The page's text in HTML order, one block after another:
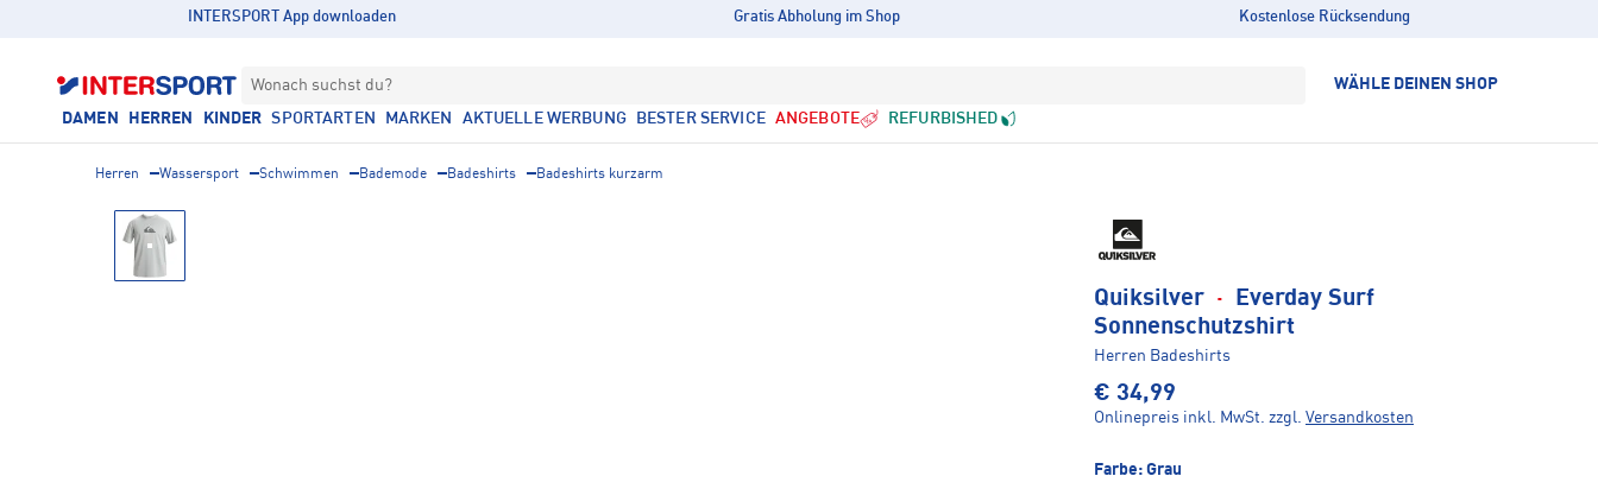
INTERSPORT App downloaden Gratis Abholung im Shop Kostenlose Rücksendung
Wonach suchst du? WÄHLE DEINEN SHOP
DAMEN HERREN KINDER SPORTARTEN MARKEN AKTUELLE WERBUNG BESTER SERVICE ANGEBOTE REFURBISHED
Herren Wassersport Schwimmen Bademode Badeshirts Badeshirts kurzarm
Quiksilver · Everday Surf
Sonnenschutzshirt
Herren Badeshirts
€ 34,99
Onlinepreis inkl. MwSt. zzgl. Versandkosten
Farbe: Grau